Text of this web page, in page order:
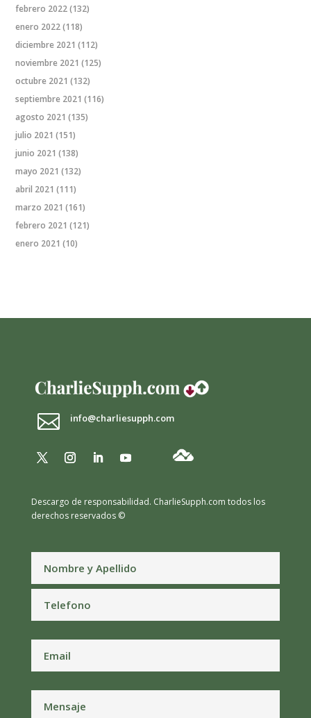
febrero 2022(132)
enero 2022(118)
diciembre 2021 (112)
noviembre 2021 (125)
octubre 2021 (132)
septiembre 2021 (116)
agosto 2021 (135)
julio 2021 (151)
junio 2021 (138)
mayo 2021 (132)
abril 2021 (111)
marzo 2021 (161)
febrero 2021 (121)
enero 2021 (10)
 info@charliesupph.com
Descargo de responsabilidad. CharlieSupph.com todos los
derechos reservados ©